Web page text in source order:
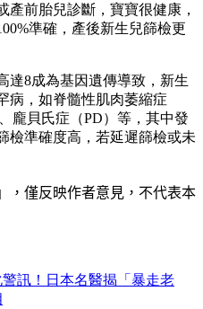
前胎兒診斷，寶寶很健康，
準確，產後新生兒篩檢更
達8成為基因遺傳導致，新生
病，如脊髓性肌肉萎縮症
龐貝氏症（PD）等，其中發
檢準確度高，若延遲篩檢或未
，僅反映作者意見，不代表本
訊！日本名醫揭「暴走老